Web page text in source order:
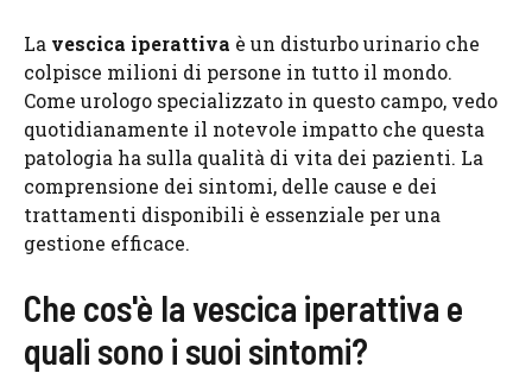
La vescica iperattiva è un disturbo urinario che
colpisce milioni di persone in tutto il mondo.
Come urologo specializzato in questo campo, vedo
quotidianamente il notevole impatto che questa
patologia ha sulla qualità di vita dei pazienti. La
comprensione dei sintomi, delle cause e dei
trattamenti disponibili è essenziale per una
gestione efficace.
Che cos'è la vescica iperattiva e
quali sono i suoi sintomi?